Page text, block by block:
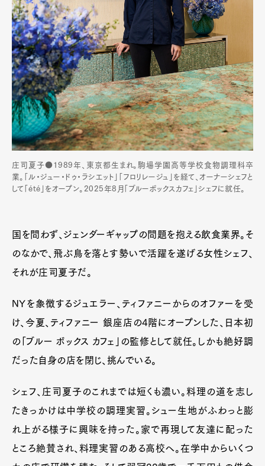
庄司夏子●1989年、東京都生まれ。駒場学園高等学校食物調理科卒
業。「ル・ジュー・ドゥ・ラシエット」「フロリレージュ」を経て、オーナーシェフと
して「été」をオープン。2025年8月「ブルーボックスカフェ」シェフに就任。
国を問わず、ジェンダーギャップの問題を抱える飲食業界。そ
のなかで、飛ぶ鳥を落とす勢いで活躍を遂げる女性シェフ、
それが庄司夏子だ。
NYを象徴するジュエラー、ティファニーからのオファーを受
け、今夏、ティファニー 銀座店の4階にオープンした、日本初
の「ブルー ボックス カフェ」の監修として就任。しかも絶好調
だった自身の店を閉じ、挑んでいる。
シェフ、庄司夏子のこれまでは短くも濃い。料理の道を志し
たきっかけは中学校の調理実習。シュー生地がふわっと膨
れ上がる様子に興味を持った。家で再現して友達に配った
ところ絶賛され、料理実習のある高校へ。在学中からいくつ